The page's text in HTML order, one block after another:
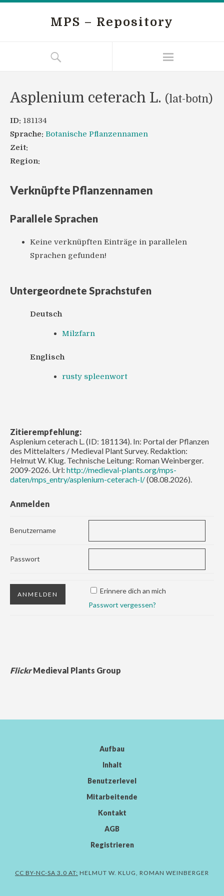
MPS – Repository
Asplenium ceterach L. (lat-botn)
ID: 181134
Sprache: Botanische Pflanzennamen
Zeit:
Region:
Verknüpfte Pflanzennamen
Parallele Sprachen
Keine verknüpften Einträge in parallelen
Sprachen gefunden!
Untergeordnete Sprachstufen
Deutsch
Milzfarn
Englisch
rusty spleenwort
Zitierempfehlung:
Asplenium ceterach L. (ID: 181134). In: Portal der Pflanzen
des Mittelalters / Medieval Plant Survey. Redaktion:
Helmut W. Klug. Technische Leitung: Roman Weinberger.
2009-2026. Url: http://medieval-plants.org/mps-
daten/mps_entry/asplenium-ceterach-l/(08.08.2026).
Anmelden
Benutzername
Passwort
Erinnere dich an mich
Passwort vergessen?
FlickrMedieval Plants Group
Aufbau
Inhalt
Benutzerlevel
Mitarbeitende
Kontakt
AGB
Registrieren
CC BY-NC-SA 3.0 AT: HELMUT W. KLUG, ROMAN WEINBERGER